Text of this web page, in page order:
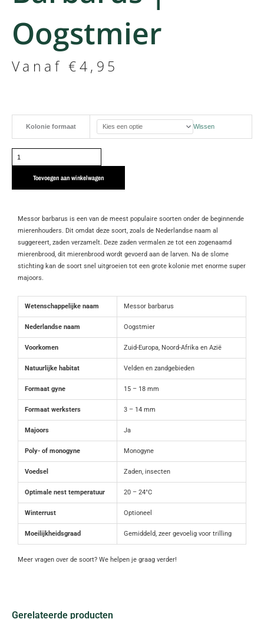
Oogstmier
Vanaf €4,95
Kolonie formaat Wissen
Oogstmier
aantal
Toevoegen aan winkelwagen
Messor barbarus is een van de meest populaire soorten onder de beginnende
mierenhouders. Dit omdat deze soort, zoals de Nederlandse naam al
suggereert, zaden verzamelt. Deze zaden vermalen ze tot een zogenaamd
mierenbrood, dit mierenbrood wordt gevoerd aan de larven. Na de slome
stichting kan de soort snel uitgroeien tot een grote kolonie met enorme super
majoors.
Wetenschappelijke naam Messor barbarus
Nederlandse naam Oogstmier
Voorkomen Zuid-Europa, Noord-Afrika en Azië
Natuurlijke habitat Velden en zandgebieden
Formaat gyne 15 – 18 mm
Formaat werksters 3 – 14 mm
Majoors Ja
Poly- of monogyne Monogyne
Voedsel Zaden, insecten
Optimale nest temperatuur 20 – 24°C
Winterrust Optioneel
Moeilijkheidsgraad Gemiddeld, zeer gevoelig voor trilling
Meer vragen over de soort? We helpen je graag verder!
Gerelateerde producten